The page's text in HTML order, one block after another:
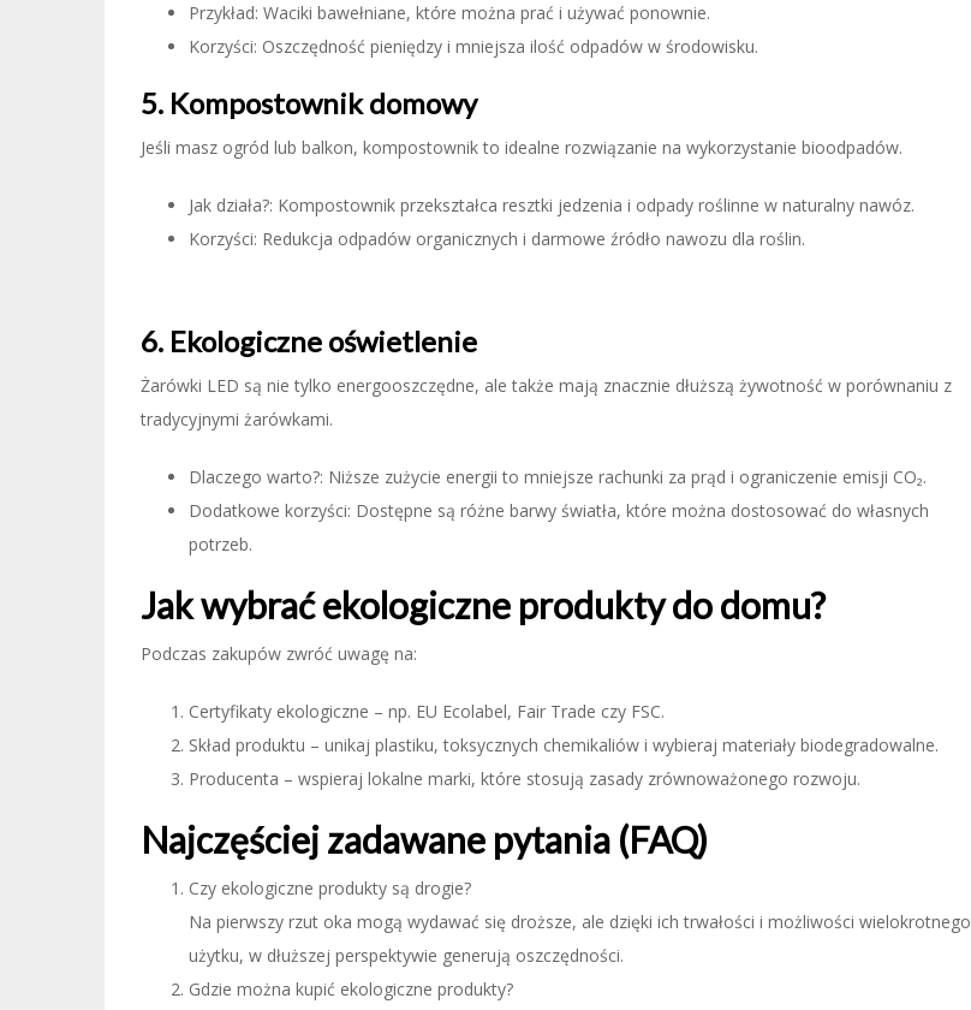
Przykład: Waciki bawełniane, które można prać i używać ponownie.
Korzyści: Oszczędność pieniędzy i mniejsza ilość odpadów w środowisku.
5. Kompostownik domowy
Jeśli masz ogród lub balkon, kompostownik to idealne rozwiązanie na wykorzystanie bioodpadów.
Jak działa?: Kompostownik przekształca resztki jedzenia i odpady roślinne w naturalny nawóz.
Korzyści: Redukcja odpadów organicznych i darmowe źródło nawozu dla roślin.
6. Ekologiczne oświetlenie
Żarówki LED są nie tylko energooszczędne, ale także mają znacznie dłuższą żywotność w porównaniu z
tradycyjnymi żarówkami.
Dlaczego warto?: Niższe zużycie energii to mniejsze rachunki za prąd i ograniczenie emisji CO₂.
Dodatkowe korzyści: Dostępne są różne barwy światła, które można dostosować do własnych
potrzeb.
Jak wybrać ekologiczne produkty do domu?
Podczas zakupów zwróć uwagę na:
Certyfikaty ekologiczne – np. EU Ecolabel, Fair Trade czy FSC.
Skład produktu – unikaj plastiku, toksycznych chemikaliów i wybieraj materiały biodegradowalne.
Producenta – wspieraj lokalne marki, które stosują zasady zrównoważonego rozwoju.
Najczęściej zadawane pytania (FAQ)
Czy ekologiczne produkty są drogie?
Na pierwszy rzut oka mogą wydawać się droższe, ale dzięki ich trwałości i możliwości wielokrotnego
użytku, w dłuższej perspektywie generują oszczędności.
Gdzie można kupić ekologiczne produkty?